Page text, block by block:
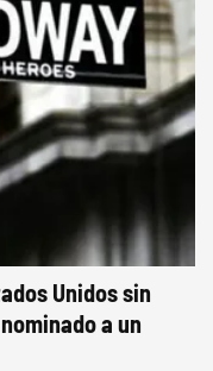
Unidos sin
a un